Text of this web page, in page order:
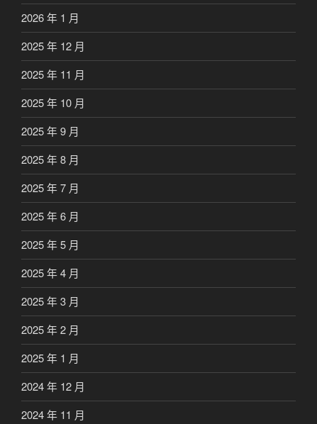
2026 年 1 月
2025 年 12 月
2025 年 11 月
2025 年 10 月
2025 年 9 月
2025 年 8 月
2025 年 7 月
2025 年 6 月
2025 年 5 月
2025 年 4 月
2025 年 3 月
2025 年 2 月
2025 年 1 月
2024 年 12 月
2024 年 11 月